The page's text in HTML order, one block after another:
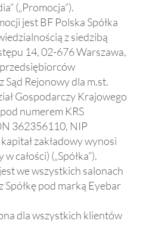
(„Promocja”).
jest BF Polska Spółka
z siedzibą
14, 02-676 Warszawa,
Rejonowy dla m.st.
Gospodarczy Krajowego
numerem KRS
362356110, NIP
zakładowy wynosi
całości) („Spółka”).
we wszystkich salonach
pod marką Eyebar
dla wszystkich klientów